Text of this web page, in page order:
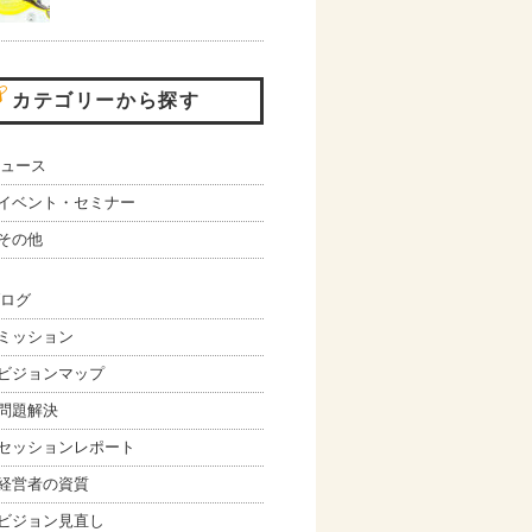
カテゴリーから探す
ース
ベント・セミナー
の他
グ
ッション
ジョンマップ
題解決
ッションレポート
営者の資質
ジョン見直し